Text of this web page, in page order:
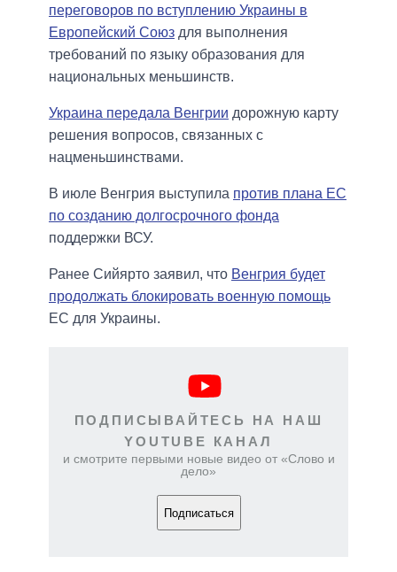
переговоров по вступлению Украины в
Европейский Союз для выполнения
требований по языку образования для
национальных меньшинств.
Украина передала Венгрии дорожную карту
решения вопросов, связанных с
нацменьшинствами.
В июле Венгрия выступила против плана ЕС
по созданию долгосрочного фонда
поддержки ВСУ.
Ранее Сийярто заявил, что Венгрия будет
продолжать блокировать военную помощь
ЕС для Украины.
ПОДПИСЫВАЙТЕСЬ НА НАШ
YOUTUBE КАНАЛ
и смотрите первыми новые видео от «Слово и
дело»
Подписаться